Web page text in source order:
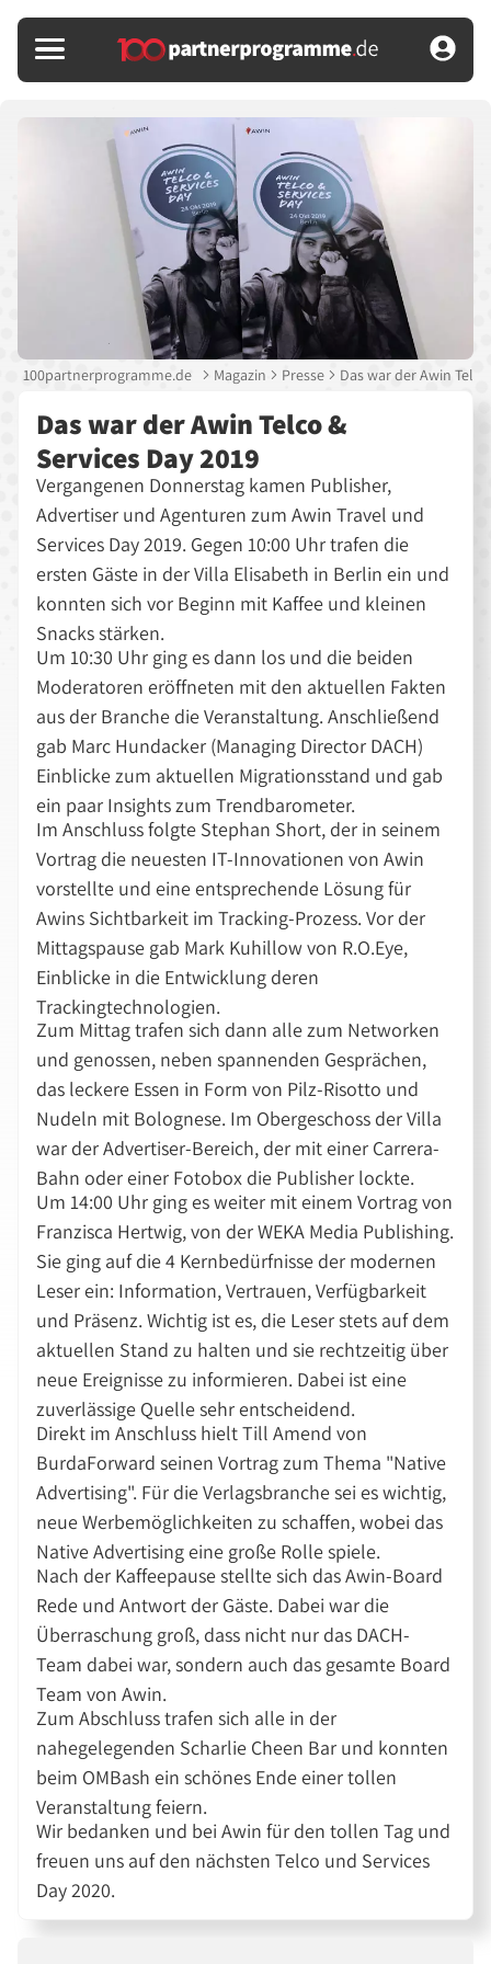
100partnerprogramme.de Magazin Presse Das war der Awin Telco
Das war der Awin Telco &
Services Day 2019
Vergangenen Donnerstag kamen Publisher,
Advertiser und Agenturen zum Awin Travel und
Services Day 2019. Gegen 10:00 Uhr trafen die
ersten Gäste in der Villa Elisabeth in Berlin ein und
konnten sich vor Beginn mit Kaffee und kleinen
Snacks stärken.
Um 10:30 Uhr ging es dann los und die beiden
Moderatoren eröffneten mit den aktuellen Fakten
aus der Branche die Veranstaltung. Anschließend
gab Marc Hundacker (Managing Director DACH)
Einblicke zum aktuellen Migrationsstand und gab
ein paar Insights zum Trendbarometer.
Im Anschluss folgte Stephan Short, der in seinem
Vortrag die neuesten IT-Innovationen von Awin
vorstellte und eine entsprechende Lösung für
Awins Sichtbarkeit im Tracking-Prozess. Vor der
Mittagspause gab Mark Kuhillow von R.O.Eye,
Einblicke in die Entwicklung deren
Trackingtechnologien.
Zum Mittag trafen sich dann alle zum Networken
und genossen, neben spannenden Gesprächen,
das leckere Essen in Form von Pilz-Risotto und
Nudeln mit Bolognese. Im Obergeschoss der Villa
war der Advertiser-Bereich, der mit einer Carrera-
Bahn oder einer Fotobox die Publisher lockte.
Um 14:00 Uhr ging es weiter mit einem Vortrag von
Franzisca Hertwig, von der WEKA Media Publishing.
Sie ging auf die 4 Kernbedürfnisse der modernen
Leser ein: Information, Vertrauen, Verfügbarkeit
und Präsenz. Wichtig ist es, die Leser stets auf dem
aktuellen Stand zu halten und sie rechtzeitig über
neue Ereignisse zu informieren. Dabei ist eine
zuverlässige Quelle sehr entscheidend.
Direkt im Anschluss hielt Till Amend von
BurdaForward seinen Vortrag zum Thema "Native
Advertising". Für die Verlagsbranche sei es wichtig,
neue Werbemöglichkeiten zu schaffen, wobei das
Native Advertising eine große Rolle spiele.
Nach der Kaffeepause stellte sich das Awin-Board
Rede und Antwort der Gäste. Dabei war die
Überraschung groß, dass nicht nur das DACH-
Team dabei war, sondern auch das gesamte Board
Team von Awin.
Zum Abschluss trafen sich alle in der
nahegelegenden Scharlie Cheen Bar und konnten
beim OMBash ein schönes Ende einer tollen
Veranstaltung feiern.
Wir bedanken und bei Awin für den tollen Tag und
freuen uns auf den nächsten Telco und Services
Day 2020.